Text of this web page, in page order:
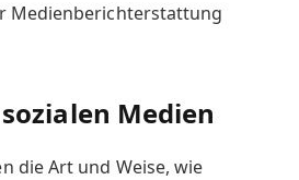
Medienberichterstattung
Medien
die Art und Weise, wie